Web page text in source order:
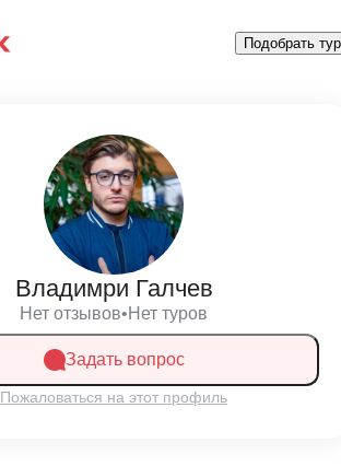
Подобрать тур
Владимри Галчев
Нет отзывов•Нет туров
Задать вопрос
Пожаловаться на этот профиль